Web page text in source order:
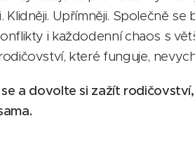
Klidněji. Upřímněji. Společně
i každodenní chaos s
které funguje,
a dovolte si zažít